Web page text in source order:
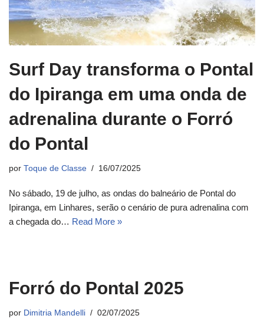
Surf Day transforma o Pontal
do Ipiranga em uma onda de
adrenalina durante o Forró
do Pontal
por Toque de Classe 16/07/2025
No sábado, 19 de julho, as ondas do balneário de Pontal do
Ipiranga, em Linhares, serão o cenário de pura adrenalina com
a chegada do… Read More »
Forró do Pontal 2025
por Dimitria Mandelli 02/07/2025